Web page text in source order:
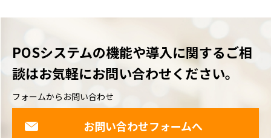
POSシステムの機能や導入に関するご相
談はお気軽にお問い合わせください。
フォームからお問い合わせ
お問い合わせフォームへ